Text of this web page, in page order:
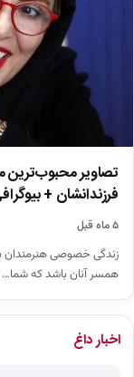
تصاویر محبوب‌ترین
فرزندانشان +
۵ ماه قبل
زندگی خصوصی هنرمندان
همسر آنان باشد که شما…
اخبار داغ